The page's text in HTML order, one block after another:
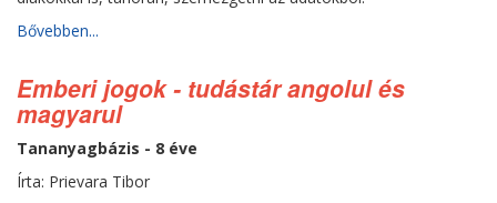
Bővebben...
Emberi jogok - tudástár angolul és
magyarul
Tananyagbázis - 8 éve
Írta: Prievara Tibor